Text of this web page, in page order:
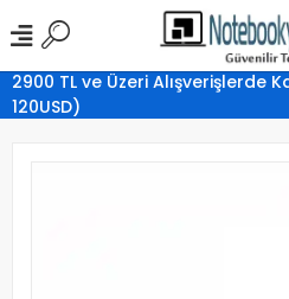
2900 TL ve Üzeri Alışverişlerde
120USD)